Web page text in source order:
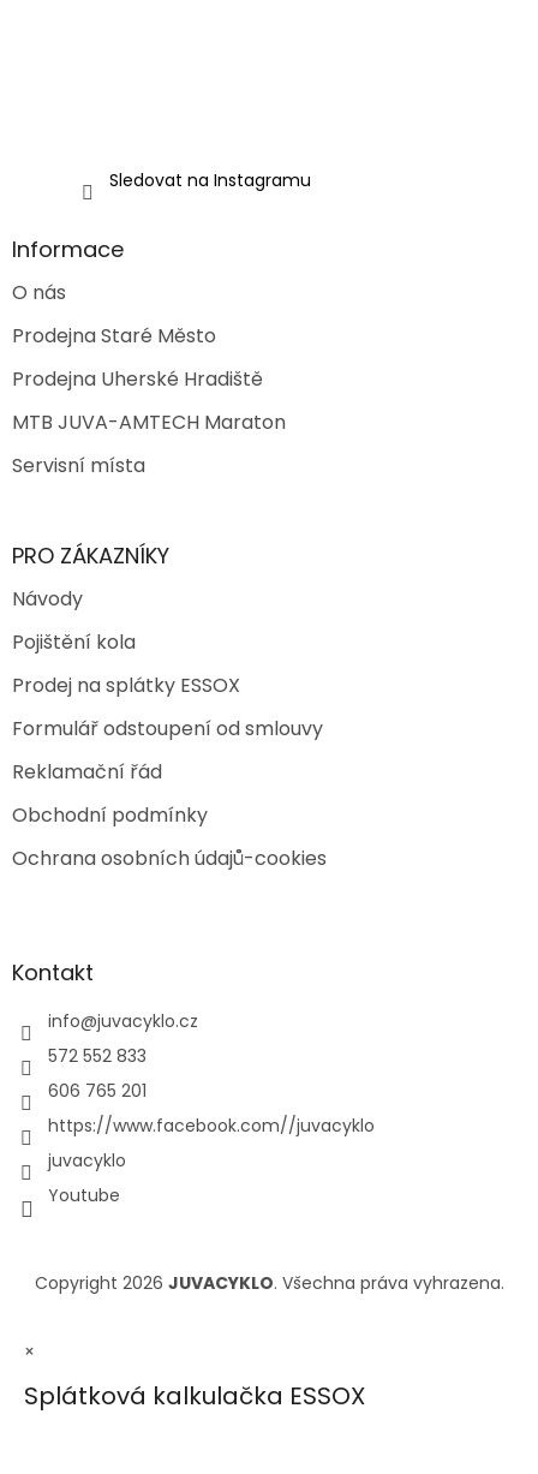
Sledovat na Instagramu
Informace
O nás
Prodejna Staré Město
Prodejna Uherské Hradiště
MTB JUVA-AMTECH Maraton
Servisní místa
PRO ZÁKAZNÍKY
Návody
Pojištění kola
Prodej na splátky ESSOX
Formulář odstoupení od smlouvy
Reklamační řád
Obchodní podmínky
Ochrana osobních údajů-cookies
Kontakt
info@juvacyklo.cz
572 552 833
606 765 201
https://www.facebook.com//juvacyklo
juvacyklo
Youtube
Copyright 2026 JUVACYKLO. Všechna práva vyhrazena.
×
Splátková kalkulačka ESSOX